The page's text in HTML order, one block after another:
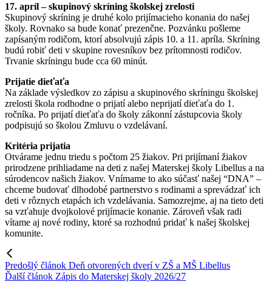
17. apríl – skupinový skríning školskej zrelosti
Skupinový skríning je druhé kolo prijímacieho konania do našej
školy. Rovnako sa bude konať prezenčne. Pozvánku pošleme
zapísaným rodičom, ktorí absolvujú zápis 10. a 11. apríla. Skríning
budú robiť deti v skupine rovesníkov bez prítomnosti rodičov.
Trvanie skríningu bude cca 60 minút.
Prijatie dieťaťa
Na základe výsledkov zo zápisu a skupinového skríningu školskej
zrelosti škola rodhodne o prijatí alebo neprijatí dieťaťa do 1.
ročníka. Po prijatí dieťaťa do školy zákonní zástupcovia školy
podpisujú so školou Zmluvu o vzdelávaní.
Kritéria prijatia
Otvárame jednu triedu s počtom 25 žiakov. Pri prijímaní žiakov
prirodzene prihliadame na deti z našej Materskej školy Libellus a na
súrodencov našich žiakov. Vnímame to ako súčasť našej “DNA” –
chceme budovať dlhodobé partnerstvo s rodinami a sprevádzať ich
deti v rôznych etapách ich vzdelávania. Samozrejme, aj na tieto deti
sa vzťahuje dvojkolové prijímacie konanie. Zároveň však radi
vítame aj nové rodiny, ktoré sa rozhodnú pridať k našej školskej
komunite.
Predošlý článok Deň otvorených dverí v ZŠ a MŠ Libellus
Ďalší článok Zápis do Materskej školy 2026/27